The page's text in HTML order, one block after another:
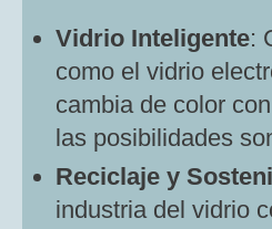
Vidrio Inteligente:
como el vidrio
cambia de color
las posibilidades
Reciclaje y
industria del vidrio